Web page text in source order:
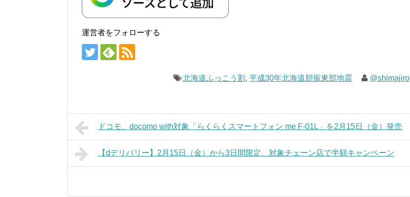
運営者をフォローする
北海道ふっこう割 ,平成30年北海道胆振東部地震 @shimajiro
ドコモ、docomo with対象「らくらくスマートフォン me F-01L」を2月15日（金）発売
【dデリバリー】2月15日（金）から3日間限定、対象チェーン店で半額キャンペーン